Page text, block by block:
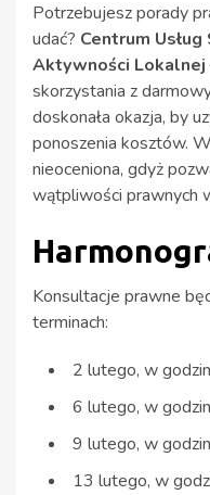
Potrzebujesz porady
udać? Centrum
Aktywności Lokalnej
skorzystania z
doskonała okazja, by
ponoszenia kosztów.
nieoceniona, gdyż
wątpliwości prawnych
Konsultacje prawne
terminach:
2 lutego, w
6 lutego, w
9 lutego, w
13 lutego, w